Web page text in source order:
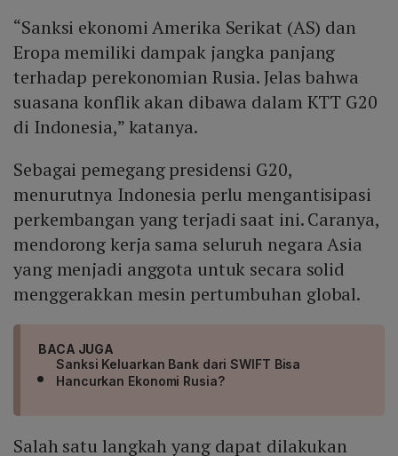
“Sanksi ekonomi Amerika Serikat (AS) dan
Eropa memiliki dampak jangka panjang
terhadap perekonomian Rusia. Jelas bahwa
suasana konflik akan dibawa dalam KTT G20
di Indonesia,” katanya.
Sebagai pemegang presidensi G20,
menurutnya Indonesia perlu mengantisipasi
perkembangan yang terjadi saat ini. Caranya,
mendorong kerja sama seluruh negara Asia
yang menjadi anggota untuk secara solid
menggerakkan mesin pertumbuhan global.
BACA JUGA
Sanksi Keluarkan Bank dari SWIFT Bisa
Hancurkan Ekonomi Rusia?
Salah satu langkah yang dapat dilakukan